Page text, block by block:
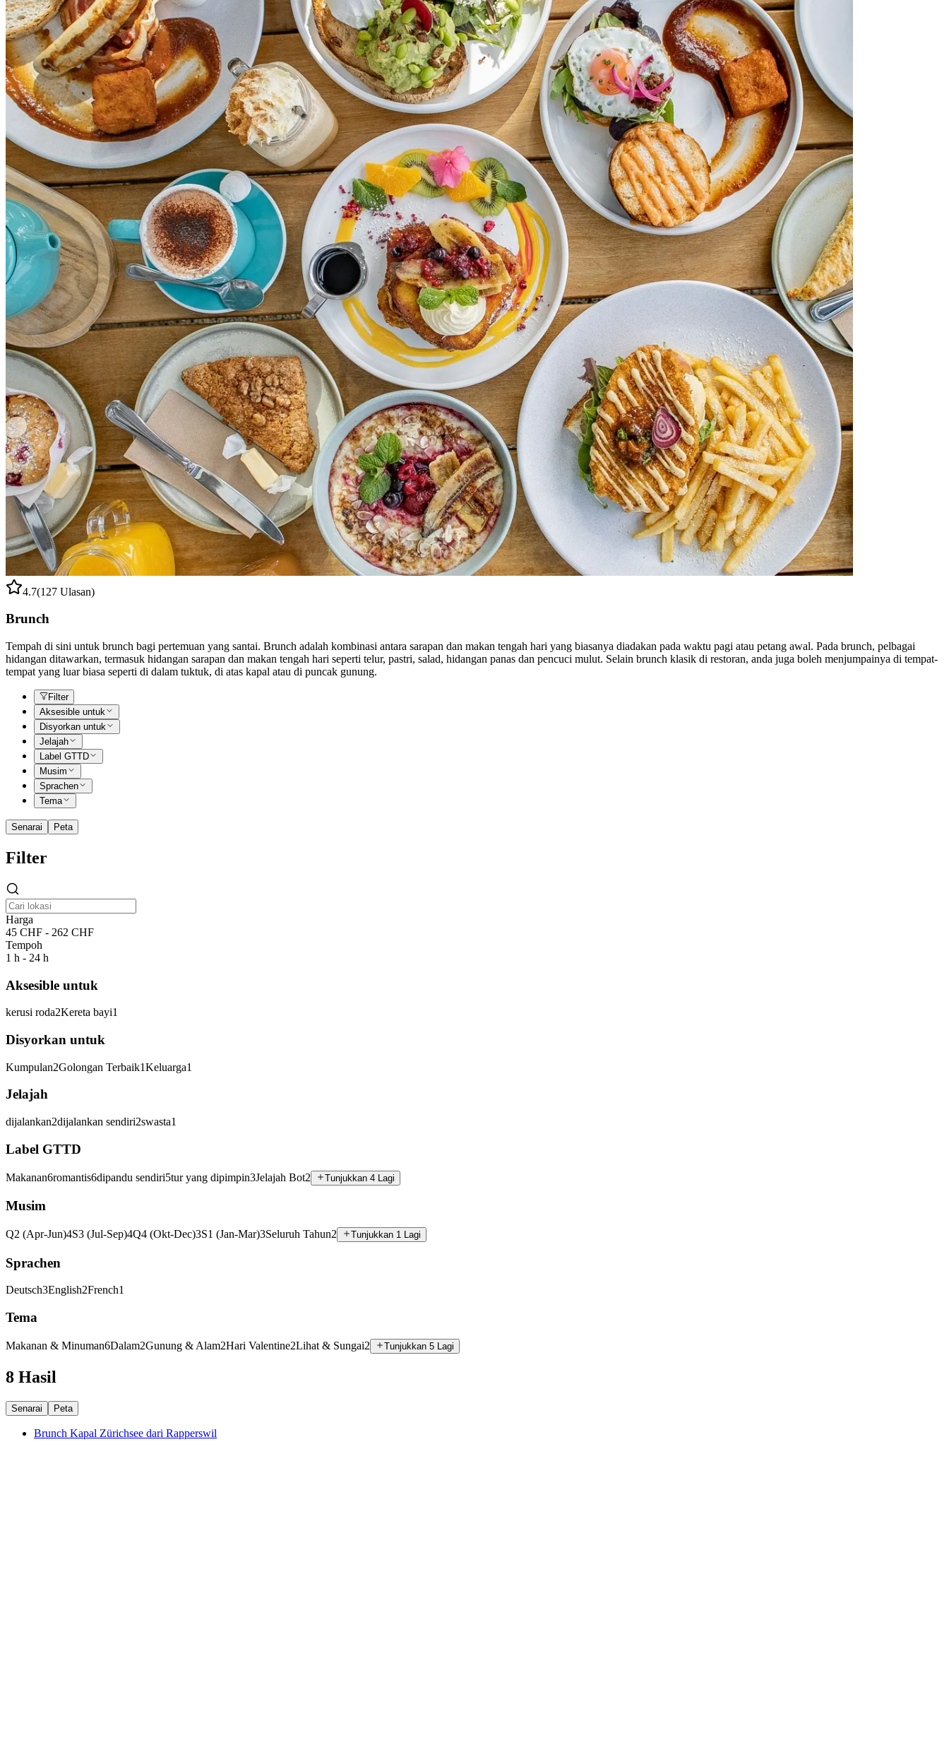
4.7(127 Ulasan)
Brunch
Tempah di sini untuk brunch bagi pertemuan yang santai. Brunch adalah kombinasi antara sarapan dan makan tengah hari yang biasanya diadakan pada waktu pagi atau petang awal. Pada brunch, pelbagai
hidangan ditawarkan, termasuk hidangan sarapan dan makan tengah hari seperti telur, pastri, salad, hidangan panas dan pencuci mulut. Selain brunch klasik di restoran, anda juga boleh menjumpainya di tempat-
tempat yang luar biasa seperti di dalam tuktuk, di atas kapal atau di puncak gunung.
Filter
Aksesible untuk
Disyorkan untuk
Jelajah
Label GTTD
Musim
Sprachen
Tema
Senarai Peta
Filter
Harga
45 CHF - 262 CHF
Tempoh
1 h - 24 h
Aksesible untuk
kerusi roda2Kereta bayi1
Disyorkan untuk
Kumpulan2Golongan Terbaik1Keluarga1
Jelajah
dijalankan2dijalankan sendiri2swasta1
Label GTTD
Makanan6romantis6dipandu sendiri5tur yang dipimpin3Jelajah Bot2 Tunjukkan 4 Lagi
Musim
Q2 (Apr-Jun)4S3 (Jul-Sep)4Q4 (Okt-Dec)3S1 (Jan-Mar)3Seluruh Tahun2 Tunjukkan 1 Lagi
Sprachen
Deutsch3English2French1
Tema
Makanan & Minuman6Dalam2Gunung & Alam2Hari Valentine2Lihat & Sungai2 Tunjukkan 5 Lagi
8 Hasil
Senarai Peta
Brunch Kapal Zürichsee dari Rapperswil